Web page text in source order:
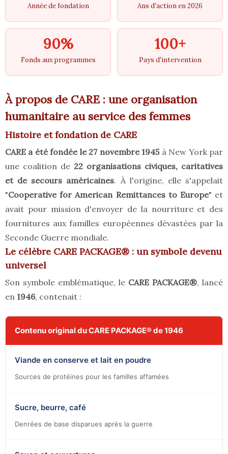
Année de fondation Ans d'action en 2026
90%
Fonds aux programmes
100+
Pays d'intervention
À propos de CARE : une organisation
humanitaire au service des femmes
Histoire et fondation de CARE
CARE a été fondée le 27 novembre 1945à New York par
une coalition de 22 organisations civiques, caritatives
et de secours américaines. À l'origine, elle s'appelait
"Cooperative for American Remittances to Europe" et
avait pour mission d'envoyer de la nourriture et des
fournitures aux familles européennes dévastées par la
Seconde Guerre mondiale.
Le célèbre CARE PACKAGE® : un symbole devenu
universel
Son symbole emblématique, le CARE PACKAGE®, lancé
en 1946, contenait :
Contenu original du CARE PACKAGE® de 1946
Viande en conserve et lait en poudre
Sources de protéines pour les familles affamées
Sucre, beurre, café
Denrées de base disparues après la guerre